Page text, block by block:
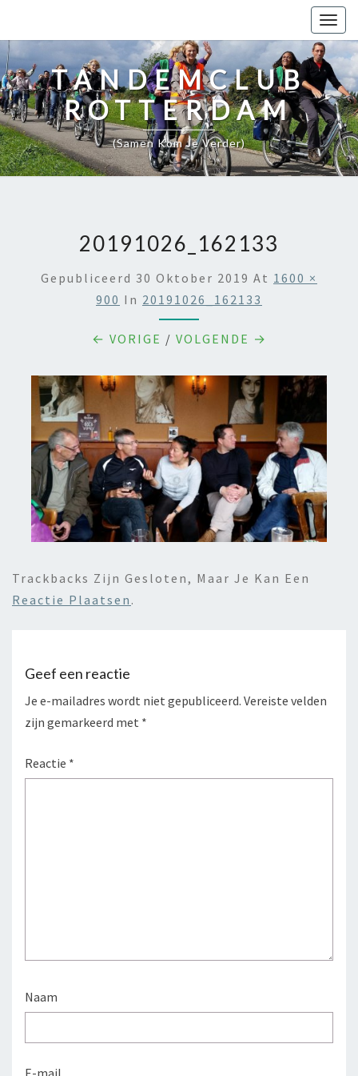
TANDEMCLUB
ROTTERDAM
(samen Kom Je Verder)
20191026_162133
Gepubliceerd 30 Oktober 2019 At 1600 ×
900 In 20191026_162133
← VORIGE / VOLGENDE →
Trackbacks Zijn Gesloten, Maar Je Kan Een
Reactie Plaatsen .
Geef een reactie
Je e-mailadres wordt niet gepubliceerd. Vereiste velden
zijn gemarkeerd met *
Reactie *
Naam